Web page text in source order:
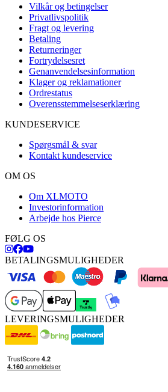
Vilkår og betingelser
Privatlivspolitik
Fragt og levering
Betaling
Returneringer
Fortrydelsesret
Genanvendelsesinformation
Klager og reklamationer
Ordrestatus
Overensstemmelseserklæring
KUNDESERVICE
Spørgsmål & svar
Kontakt kundeservice
OM OS
Om XLMOTO
Investorinformation
Arbejde hos Pierce
FØLG OS
BETALINGSMULIGHEDER
LEVERINGSMULIGHEDER